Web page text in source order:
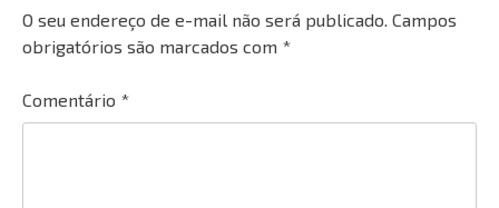
O seu endereço de e-mail não será publicado. Campos
obrigatórios são marcados com *
Comentário *